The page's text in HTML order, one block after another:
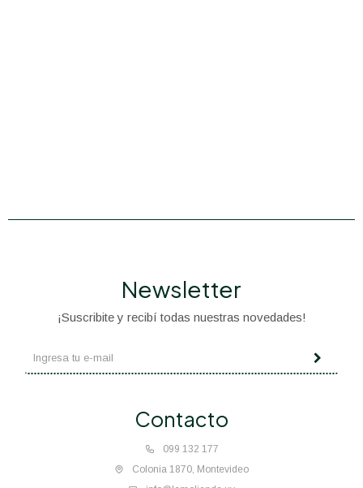
Contacto
099 132 177
Colonia 1870, Montevideo
Newsletter
¡Suscribite y recibí todas nuestras novedades!